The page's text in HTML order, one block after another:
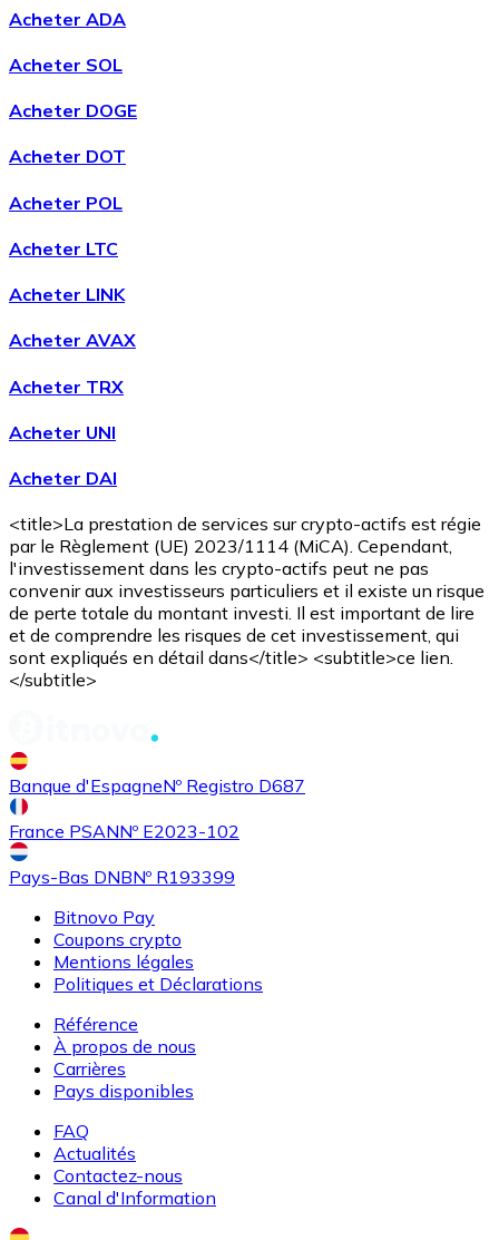
XRP
XRP
Virement SEPA
Ajoutez des fonds à votre compte Bitnovo ou
Acheter avec virement bancaire
Carte de crédit / débit
Utilisez les cartes Visa et Mastercard pour acheter
Acheter avec carte
Boutique - Cartes
Acheter ADA
Acheter SOL
Acheter DOGE
Acheter DOT
Acheter POL
Acheter LTC
Acheter LINK
Acheter AVAX
Acheter TRX
Acheter UNI
Acheter DAI
<title>La prestation de services sur crypto-actifs est régie
par le Règlement (UE) 2023/1114 (MiCA). Cependant,
l'investissement dans les crypto-actifs peut ne pas
convenir aux investisseurs particuliers et il existe un risque
de perte totale du montant investi. Il est important de lire
et de comprendre les risques de cet investissement, qui
sont expliqués en détail dans</title> <subtitle>ce lien.
</subtitle>
Banque d'EspagneNº Registro D687
France PSANNº E2023-102
Pays-Bas DNBNº R193399
Bitnovo Pay
Coupons crypto
Mentions légales
Politiques et Déclarations
Référence
À propos de nous
Carrières
Pays disponibles
FAQ
Actualités
Contactez-nous
Canal d'Information